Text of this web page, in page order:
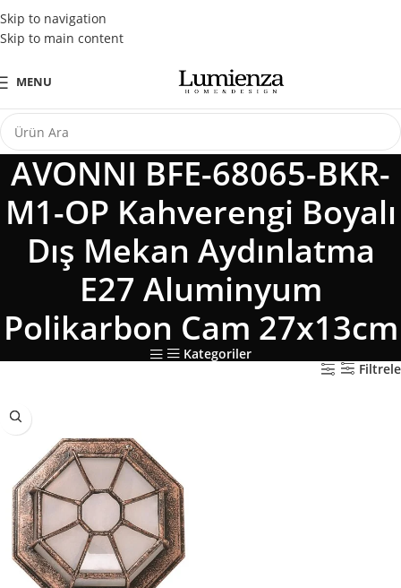
Skip to navigation
Skip to main content
Tüm Kredi Kartlarına Peşin Fiyatına 3 Taksit Fırsatı
MENU
AVONNI BFE-68065-BKR-
M1-OP Kahverengi Boyalı
Dış Mekan Aydınlatma
E27 Aluminyum
Polikarbon Cam 27x13cm
Kategoriler
Filtrele